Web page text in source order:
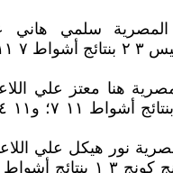
المصرية سلمي هاني
هنا معتز علي
نور هيكل علي